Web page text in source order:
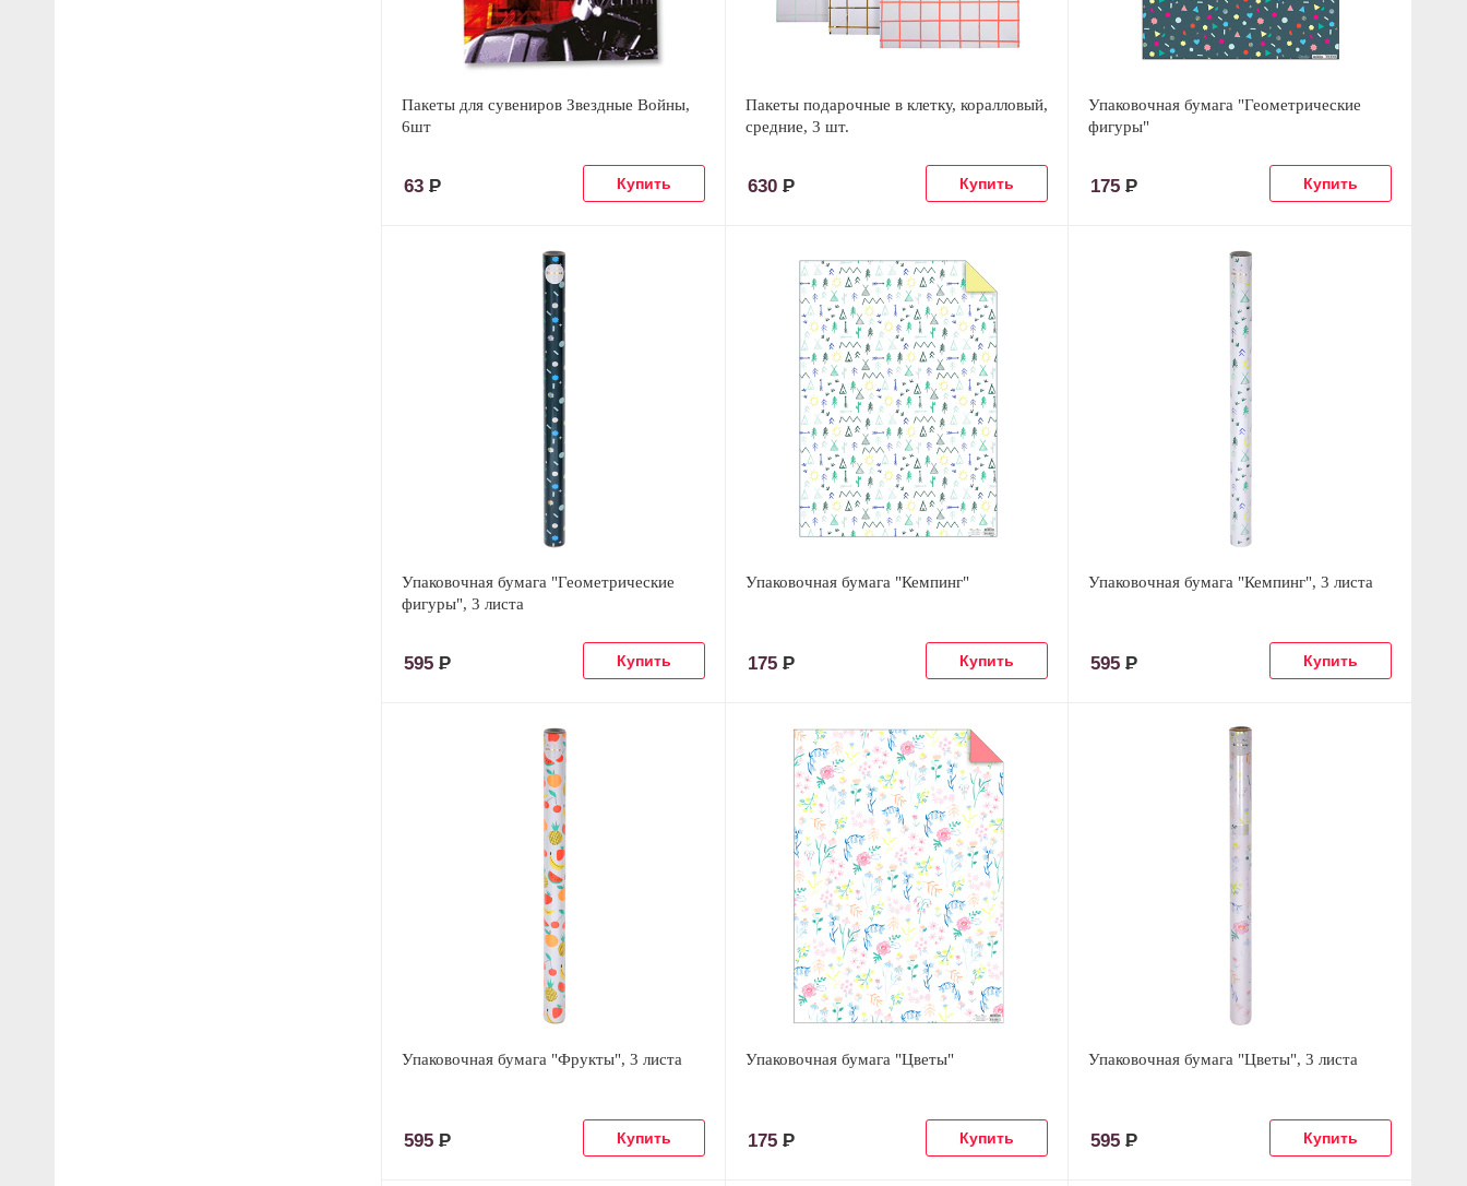
Пакеты для сувениров Звездные Войны,
6шт
63 Р
Пакеты подарочные в клетку, коралловый,
средние, 3 шт.
630 Р
Упаковочная бумага "Геометрические
фигуры"
175Р
Упаковочная бумага "Геометрические
фигуры", 3 листа
595 Р
Упаковочная бумага "Кемпинг"
175 Р
Упаковочная бумага "Кемпинг", 3 листа
595Р
Упаковочная бумага "Фрукты", 3 листа
595 Р
Упаковочная бумага "Цветы"
175 Р
Упаковочная бумага "Цветы", 3 листа
595Р